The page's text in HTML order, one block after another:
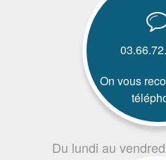
On vous
Du lundi au